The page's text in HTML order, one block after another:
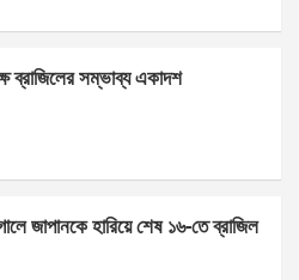
ব্রাজিলের সম্ভাব্য একাদশ
জাপানকে হারিয়ে শেষ ১৬-তে ব্রাজিল